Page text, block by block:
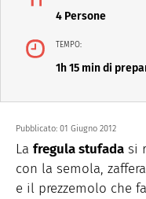
4 Persone
TEMPO:
1h 15 min di
Pubblicato: 01 Giugno 2012
La fregula stufada si
con la semola,
e il prezzemolo che